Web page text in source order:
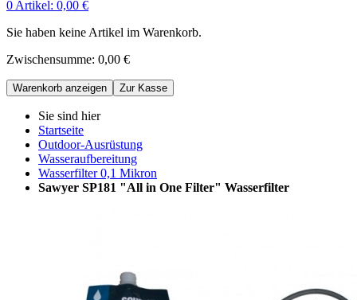
0 Artikel: 0,00 €
Sie haben keine Artikel im Warenkorb.
Zwischensumme: 0,00 €
Warenkorb anzeigen Zur Kasse
Sie sind hier
Startseite
Outdoor-Ausrüstung
Wasseraufbereitung
Wasserfilter 0,1 Mikron
Sawyer SP181 "All in One Filter" Wasserfilter